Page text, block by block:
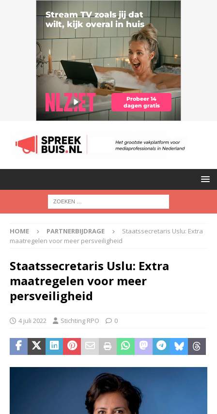
HOME PARTNERBIJDRAGE
Staatssecretaris Uslu: Extra
maatregelen voor meer persveiligheid
Staatssecretaris Uslu: Extra
maatregelen voor meer
persveiligheid
4 juli 2022 Stichting RPO 0